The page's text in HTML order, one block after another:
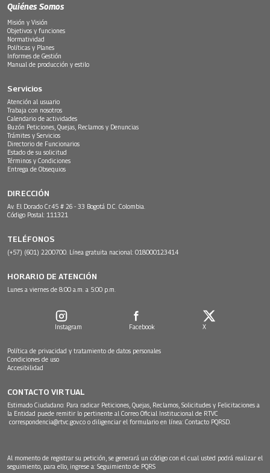
Quiénes Somos
Misión y Visión
Objetivos y funciones
Normatividad
Políticas y Planes
Informes de Gestión
Manual de producción y estilo
Servicios
Atención al usuario
Trabaja con nosotros
Calendario de actividades
Buzón Peticiones, Quejas, Reclamos y Denuncias
Trámites y Servicios
Directorio de Funcionarios
Estado de su solicitud
Términos y Condiciones
Entrega de Obsequios
DIRECCIÓN
Av. El Dorado Cr.45 # 26 - 33 Bogotá D.C. Colombia.
Código Postal: 111321
TELÉFONOS
(+57) (601) 2200700. Línea gratuita nacional: 018000123414
HORARIO DE ATENCIÓN
Lunes a viernes de 8:00 a.m. a 5:00 p.m.
Instagram Facebook X
Política de privacidad y tratamiento de datos personales
Condiciones de uso
Accesibilidad
CONTACTO VIRTUAL
Estimado Ciudadano: Para radicar Peticiones, Quejas, Reclamos, Solicitudes y Felicitaciones a
la Entidad puede remitir lo pertinente al Correo Oficial Institucional de RTVC
correspondencia@rtvc.gov.co o diligenciar el formulario en línea: Contacto PQRSD.
Al momento de registrar su petición, se generará un código con el cual usted podrá realizar el
seguimiento, para ello, ingrese a: Seguimiento de PQRS